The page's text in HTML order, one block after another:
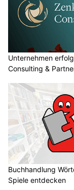
Unternehmen
Consulting &
Buchhandlung
Spiele entdecken